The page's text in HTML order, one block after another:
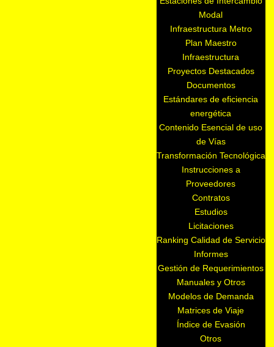
Modal
Infraestructura Metro
Plan Maestro
Infraestructura
Proyectos Destacados
Documentos
Estándares de eficiencia
energética
Contenido Esencial de uso
de Vías
Transformación Tecnológica
Instrucciones a
Proveedores
Contratos
Estudios
Licitaciones
Ranking Calidad de Servicio
Informes
Gestión de Requerimientos
Manuales y Otros
Modelos de Demanda
Matrices de Viaje
Índice de Evasión
Otros